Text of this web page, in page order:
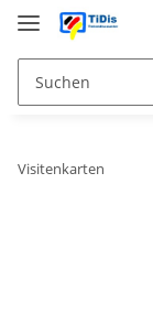
Visitenkarten